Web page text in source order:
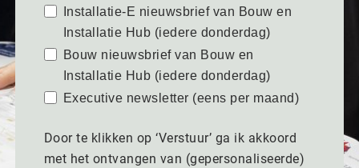
Installatie-E nieuwsbrief van Bouw en
Installatie Hub (iedere donderdag)
Bouw nieuwsbrief van Bouw en
Installatie Hub (iedere donderdag)
Executive newsletter (eens per maand)
Door te klikken op ‘Verstuur’ ga ik akkoord
met het ontvangen van (gepersonaliseerde)